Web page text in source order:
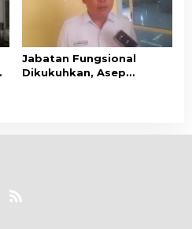
Jabatan Fungsional
Dikukuhkan, Asep